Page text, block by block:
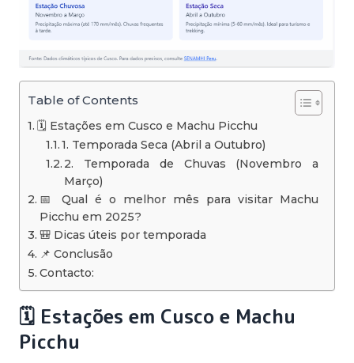
Table of Contents
🗓️ Estações em Cusco e Machu Picchu
1. Temporada Seca (Abril a Outubro)
2. Temporada de Chuvas (Novembro a
Março)
📅 Qual é o melhor mês para visitar Machu
Picchu em 2025?
🎒 Dicas úteis por temporada
📌 Conclusão
Contacto:
🗓️ Estações em Cusco e Machu
Picchu